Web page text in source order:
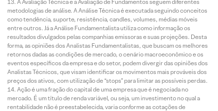
A Avaliação Técnica e a Avaliação de Fundamentos seguem diferentes
metodologias de análise. A Análise Técnica é executada seguindo conceitos
como tendência, suporte, resistência, candles, volumes, médias móveis
entre outros. Já a Análise Fundamentalista utiliza como informação os
resultados divulgados pelas companhias emissoras e suas projeções. Desta
forma, as opiniões dos Analistas Fundamentalistas, que buscam os melhores
retornos dadas as condições de mercado, o cenário macroeconômico e os
eventos específicos da empresa e do setor, podem divergir das opiniões dos
Analistas Técnicos, que visam identificar os movimentos mais prováveis dos
preços dos ativos, com utilização de “stops” para limitar as possíveis perdas.
Ação é uma fração do capital de uma empresa que é negociada no
mercado. É um título de renda variável, ou seja, um investimento no qual a
rentabilidade não é preestabelecida, varia conforme as cotações de